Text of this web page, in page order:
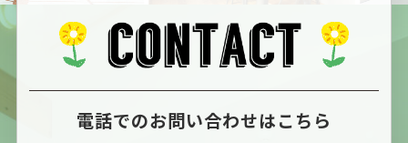
電話でのお問い合わせはこちら